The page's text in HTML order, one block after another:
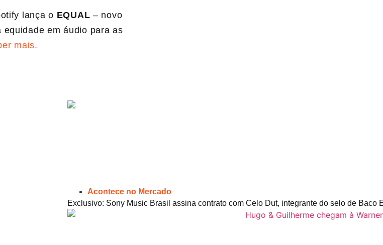
lança o EQUAL – novo
em áudio para as
mais.
Acontece no Mercado
Exclusivo: Sony Music Brasil assina contrato com Celo Dut, integrante do selo de Baco